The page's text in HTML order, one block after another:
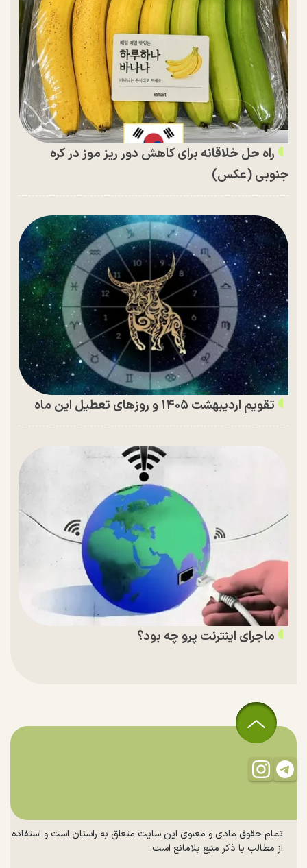
راه حل خلاقانه برای کاهش دور ریز موز در کره
جنوبی (عکس)
تقویم اردیبهشت ۱۴۰۵ و روز‌های تعطیل این ماه
ماجرای اینترنت پرو چه بود؟
تمام حقوق مادی و معنوی این سایت متعلق به راستان است و استفاده
از مطالب با ذکر منبع بلامانع است.